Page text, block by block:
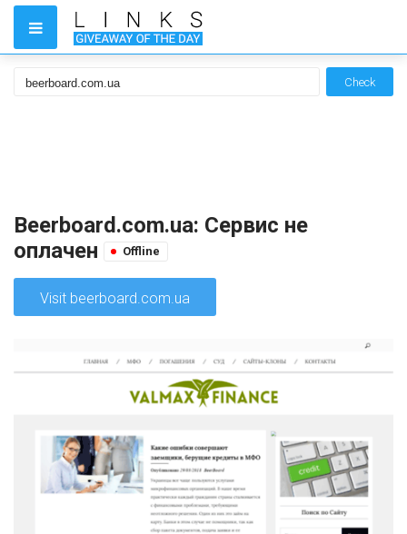
Check
Beerboard.com.ua: Сервис не
оплачен
Offline
Visit beerboard.com.ua